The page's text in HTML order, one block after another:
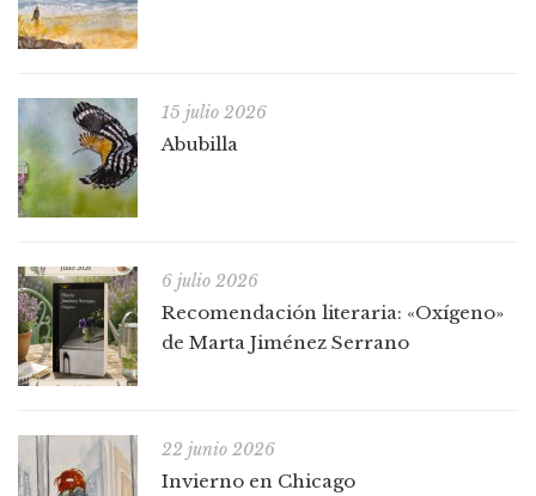
15 julio 2026
Abubilla
6 julio 2026
Recomendación literaria: «Oxígeno»
de Marta Jiménez Serrano
22 junio 2026
Invierno en Chicago